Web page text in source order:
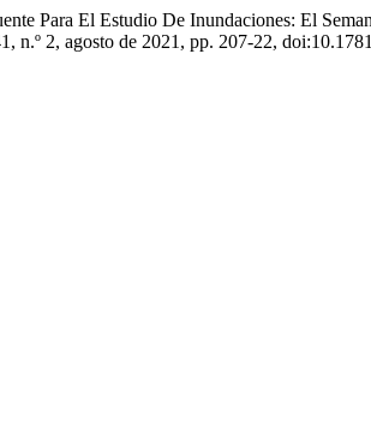
Para El Estudio De Inundaciones: El
n.º 2, agosto de 2021, pp. 207-22,